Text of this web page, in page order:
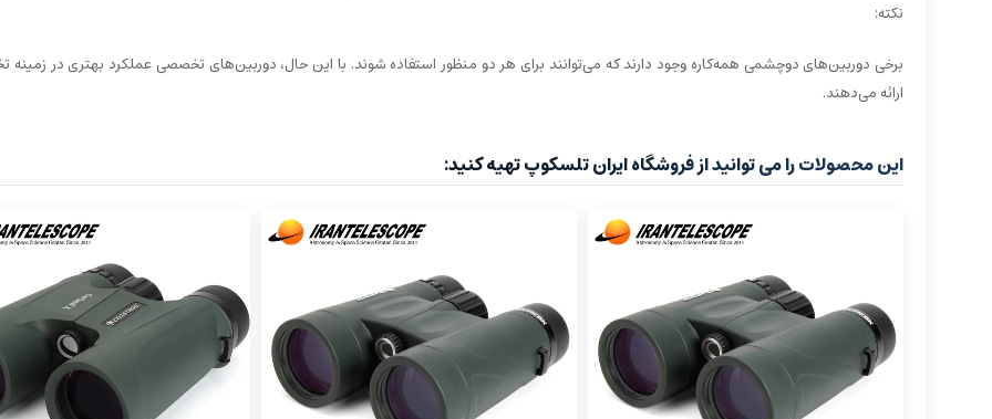
نکته:
برخی دوربین‌های دوچشمی همه‌کاره وجود دارند که می‌توانند برای هر دو منظور استفاده شوند. با این حال، دوربین‌های تخصصی عملکرد بهتری در
ارائه می‌دهند.
این محصولات را می توانید از فروشگاه ایران تلسکوپ تهیه کنید: